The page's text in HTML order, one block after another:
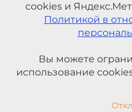
cookies и
Политикой в
Вы можете
использование